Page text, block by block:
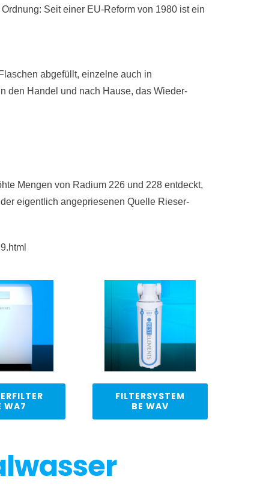
Seit einer EU-Reform von 1980 ist ein
abge­füllt, einzelne auch in
den Handel und nach Hause, das Wieder­
Mengen von Radium 226 und 228 entdeckt,
eigentlich angepriesenen Quelle Rieser-
WA7
FILTERSYSTEM
BE WAV